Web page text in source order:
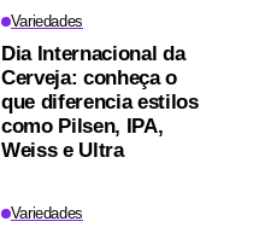
Variedades
Dia Internacional da
Cerveja: conheça o
que diferencia estilos
como Pilsen, IPA,
Weiss e Ultra
Variedades